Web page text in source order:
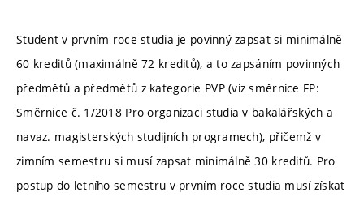
Student v prvním roce studia je povinný zapsat si minimálně
60 kreditů (maximálně 72 kreditů), a to zapsáním povinných
předmětů a předmětů z kategorie PVP (viz směrnice FP:
Směrnice č. 1/2018 Pro organizaci studia v bakalářských a
navaz. magisterských studijních programech), přičemž v
zimním semestru si musí zapsat minimálně 30 kreditů. Pro
postup do letního semestru v prvním roce studia musí získat